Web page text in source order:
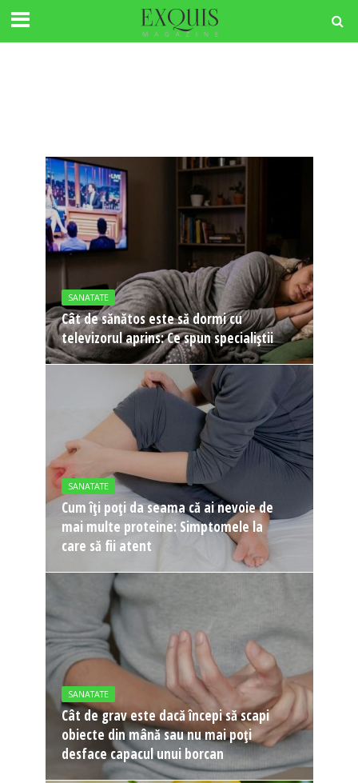
SANATATE
Cât de sănătos este să dormi cu
televizorul aprins: Ce spun specialiștii
SANATATE
Cum îți poți da seama că ai nevoie de
mai multe proteine: Simptomele la
care să fii atent
SANATATE
Cât de grav este dacă începi să scapi
obiecte din mână sau nu mai poți
desface capacul unui borcan